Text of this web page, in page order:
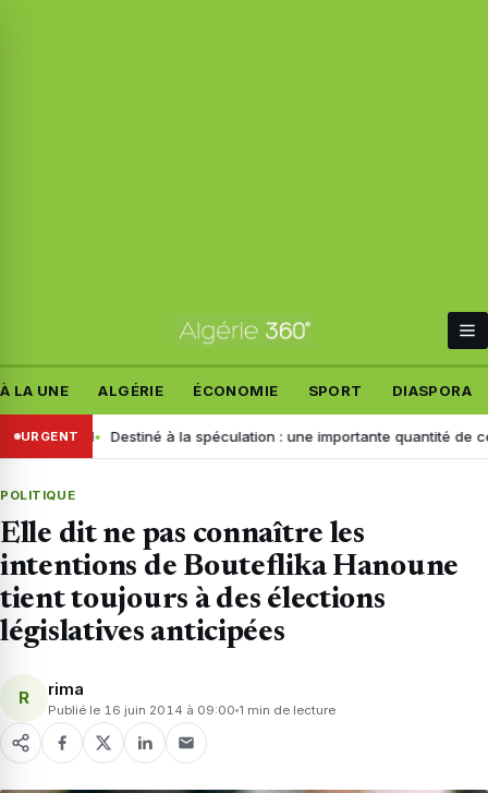
À LA UNE ALGÉRIE ÉCONOMIE SPORT DIASPORA
URGENTDestiné à la spéculation : une importante quantité de ce
POLITIQUE
Elle dit ne pas connaître les
intentions de Bouteflika Hanoune
tient toujours à des élections
législatives anticipées
R rima
Publié le 16 juin 2014 à 09:00 1 min de lecture